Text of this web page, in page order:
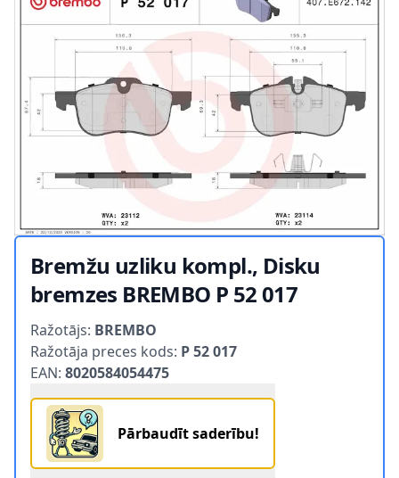
Bremžu uzliku kompl., Disku
bremzes BREMBO P 52 017
Product information
Ražotājs: BREMBO
Ražotāja preces kods: P 52 017
EAN: 8020584054475
Pārbaudīt saderību!